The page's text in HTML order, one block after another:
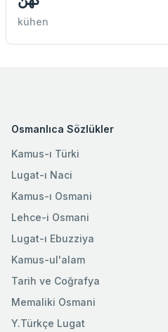
kühen
Osmanlıca Sözlükler
Kamus-ı Türki
Lugat-ı Naci
Kamus-ı Osmani
Lehce-i Osmani
Lugat-ı Ebuzziya
Kamus-ul'alam
Tarih ve Coğrafya
Memaliki Osmani
Y.Türkçe Lugat